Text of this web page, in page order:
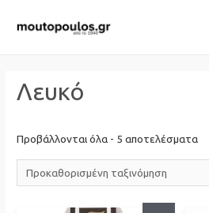
Λευκό
Προβάλλονται όλα - 5 αποτελέσματα